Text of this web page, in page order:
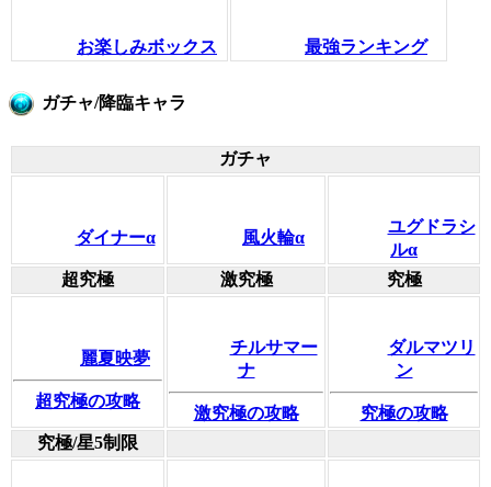
お楽しみボックス 最強ランキング
ガチャ/降臨キャラ
ガチャ
ダイナーα 風火輪α
ユグドラシ
ルα
超究極
激究極 究極
麗夏映夢
超究極の攻略
チルサマー
ナ
激究極の攻略
ダルマツリ
ン
究極の攻略
究極/星5制限